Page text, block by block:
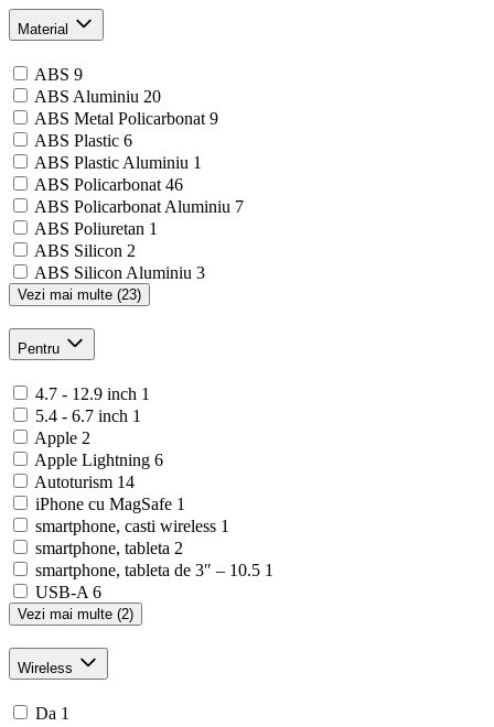
Material
ABS 9
ABS Aluminiu 20
ABS Metal Policarbonat 9
ABS Plastic 6
ABS Plastic Aluminiu 1
ABS Policarbonat 46
ABS Policarbonat Aluminiu 7
ABS Poliuretan 1
ABS Silicon 2
ABS Silicon Aluminiu 3
Vezi mai multe (23)
Pentru
4.7 - 12.9 inch 1
5.4 - 6.7 inch 1
Apple 2
Apple Lightning 6
Autoturism 14
iPhone cu MagSafe 1
smartphone, casti wireless 1
smartphone, tableta 2
smartphone, tableta de 3″ – 10.5 1
USB-A 6
Vezi mai multe (2)
Wireless
Da 1